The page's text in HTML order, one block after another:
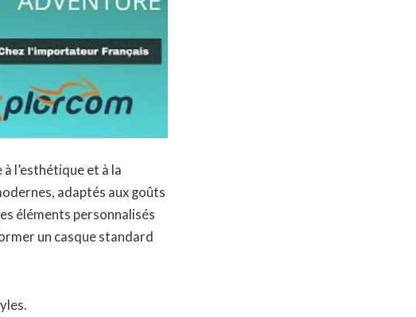
l’esthétique et à la
adaptés aux goûts
éléments personnalisés
un casque standard